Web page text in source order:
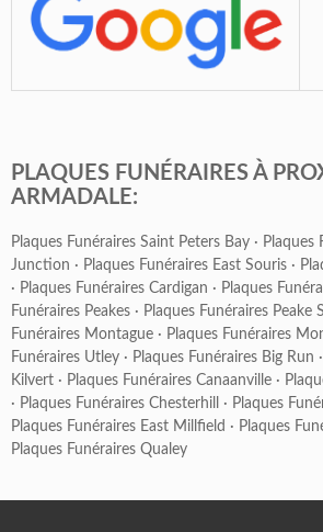
PLAQUES FUNÉRAIRES À
ARMADALE:
Plaques Funéraires Saint Peters Bay · Plaques
Junction · Plaques Funéraires East Souris ·
· Plaques Funéraires Cardigan · Plaques
Funéraires Peakes · Plaques Funéraires Peake
Funéraires Montague · Plaques Funéraires
Funéraires Utley · Plaques Funéraires Big Run ·
Kilvert · Plaques Funéraires Canaanville ·
· Plaques Funéraires Chesterhill · Plaques
Plaques Funéraires East Millfield · Plaques
Plaques Funéraires Qualey